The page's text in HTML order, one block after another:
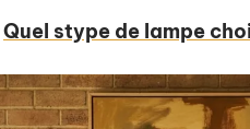
Quel stype de lampe